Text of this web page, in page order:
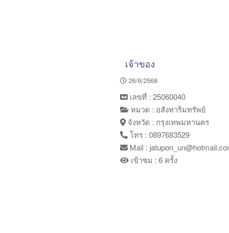
เจ้าของ
26/6/2568
เลขที่ : 25060040
หมวด : อสังหาริมทรัพย์
จังหวัด : กรุงเทพมหานคร
โทร : 0897683529
Mail :
เข้าชม : 6 ครั้ง